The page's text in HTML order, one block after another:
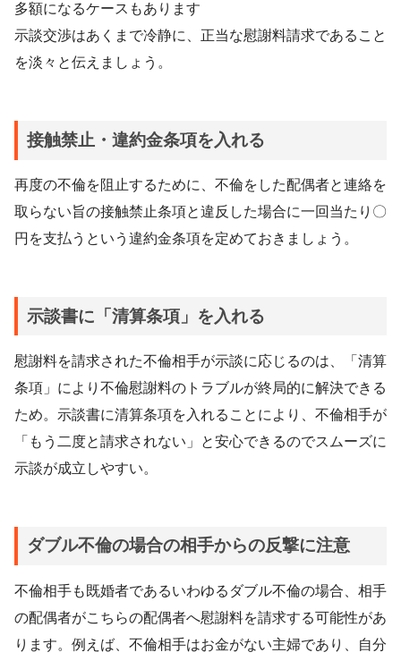
多額になるケースもあります
示談交渉はあくまで冷静に、正当な慰謝料請求であること
を淡々と伝えましょう。
接触禁止・違約金条項を入れる
再度の不倫を阻止するために、不倫をした配偶者と連絡を
取らない旨の接触禁止条項と違反した場合に一回当たり〇
円を支払うという違約金条項を定めておきましょう。
示談書に「清算条項」を入れる
慰謝料を請求された不倫相手が示談に応じるのは、「清算
条項」により不倫慰謝料のトラブルが終局的に解決できる
ため。示談書に清算条項を入れることにより、不倫相手が
「もう二度と請求されない」と安心できるのでスムーズに
示談が成立しやすい。
ダブル不倫の場合の相手からの反撃に注意
不倫相手も既婚者であるいわゆるダブル不倫の場合、相手
の配偶者がこちらの配偶者へ慰謝料を請求する可能性があ
ります。例えば、不倫相手はお金がない主婦であり、自分